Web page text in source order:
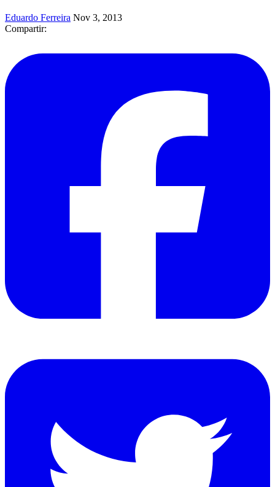
Eduardo Ferreira Nov 3, 2013
Compartir: